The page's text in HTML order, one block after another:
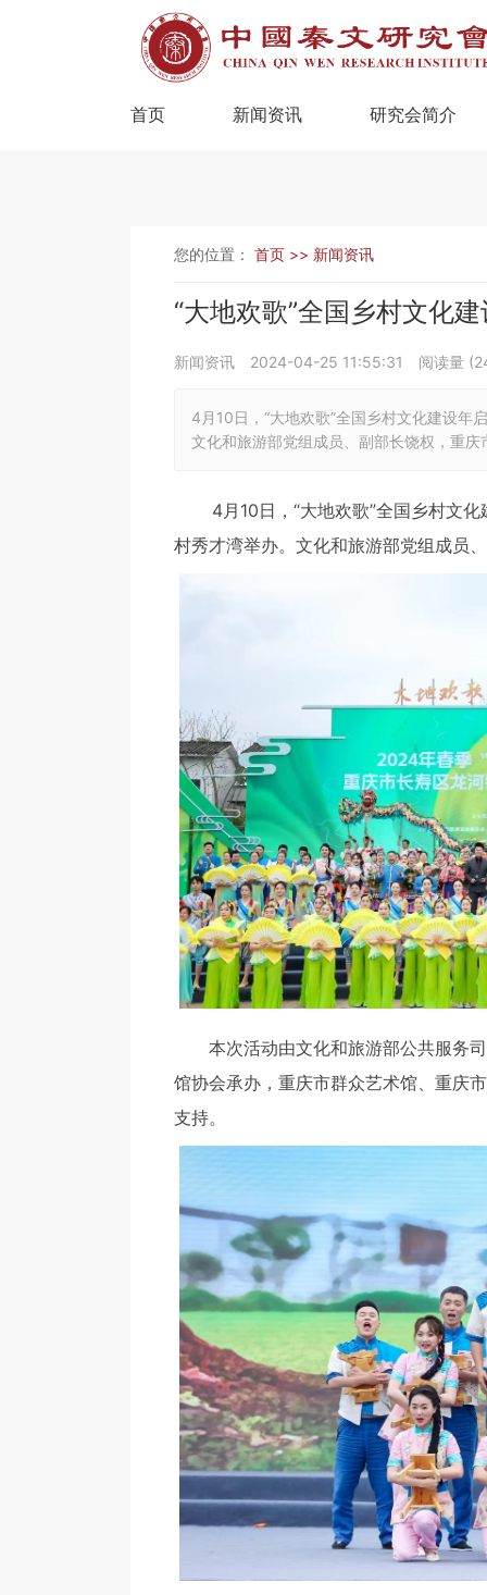
首页 新闻资讯 研究会简介
您的位置： 首页 >> 新闻资讯
“大地欢歌”全国乡村文化
新闻资讯 2024-04-25 11:55:31 阅读量 (
4月10日，“大地欢歌”全国乡村文化建设年
文化和旅游部党组成员、副部长饶权，重
4月10日，“大地欢歌”全国乡村文化
村秀才湾举办。文化和旅游部党组成员
本次活动由文化和旅游部公共服务司
馆协会承办，重庆市群众艺术馆、重庆
支持。